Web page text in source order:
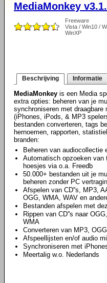
MediaMonkey
Freeware
Vista / Win10 /
WinXP
Beschrijving Informatie
MediaMonkey is een Media
extra opties: beheren van je
synchroniseren met draagbare
(iPhones, iPods, & MP3
bestanden converteren, tags
hernoemen, rapporten,
branden:
Beheren van audiocollectie
Automatisch opzoeken van
hoesjes via o.a. Freedb
50.000+ bestanden uit je
beheren zonder PC
Afspelen van CD''s, MP3,
OGG, WMA, WAV en
Bestanden afspelen met
Rippen van CD''s naar
WMA
Converteren van MP3,
Afspeellijsten en/of audio
Synchroniseren met
Meertalig w.o. Nederlands